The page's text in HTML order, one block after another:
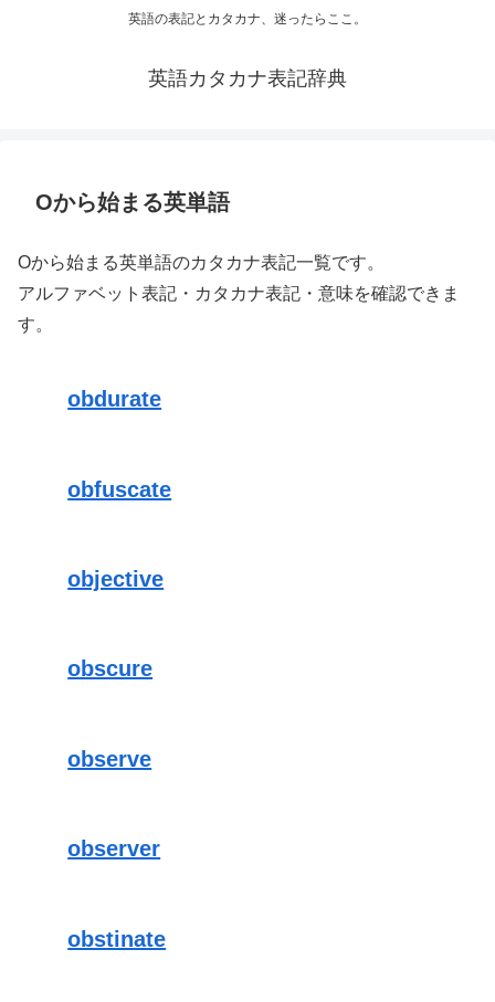
英語の表記とカタカナ、迷ったらここ。
英語カタカナ表記辞典
Oから始まる英単語
Oから始まる英単語のカタカナ表記一覧です。
アルファベット表記・カタカナ表記・意味を確認できま
す。
obdurate
obfuscate
objective
obscure
observe
observer
obstinate